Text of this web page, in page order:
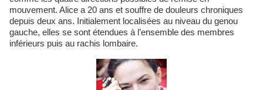
mouvement. Alice a 20 ans et souffre de douleurs chroniques
depuis deux ans. Initialement localisées au niveau du genou
gauche, elles se sont étendues à l’ensemble des membres
inférieurs puis au rachis lombaire.